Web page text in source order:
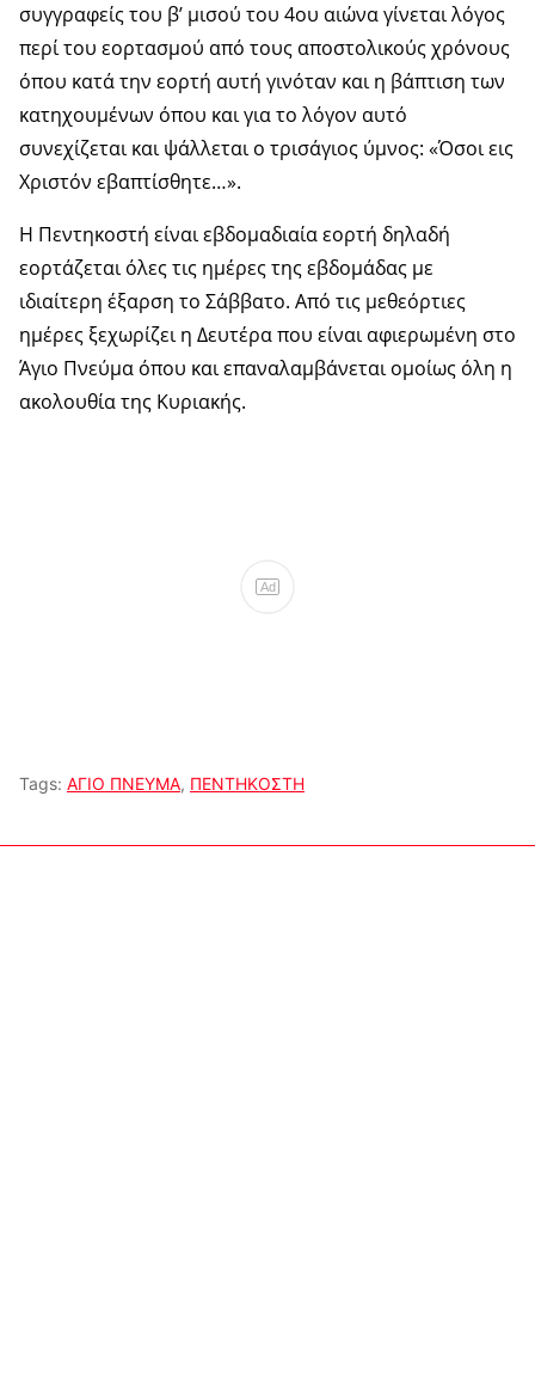
συγγραφείς του β’ μισού του 4ου αιώνα γίνεται λόγος
περί του εορτασμού από τους αποστολικούς χρόνους
όπου κατά την εορτή αυτή γινόταν και η βάπτιση των
κατηχουμένων όπου και για το λόγον αυτό
συνεχίζεται και ψάλλεται ο τρισάγιος ύμνος: «Όσοι εις
Χριστόν εβαπτίσθητε…».
Η Πεντηκοστή είναι εβδομαδιαία εορτή δηλαδή
εορτάζεται όλες τις ημέρες της εβδομάδας με
ιδιαίτερη έξαρση το Σάββατο. Από τις μεθεόρτιες
ημέρες ξεχωρίζει η Δευτέρα που είναι αφιερωμένη στο
Άγιο Πνεύμα όπου και επαναλαμβάνεται ομοίως όλη η
ακολουθία της Κυριακής.
Ad
Tags: ΑΓΙΟ ΠΝΕΥΜΑ, ΠΕΝΤΗΚΟΣΤΗ